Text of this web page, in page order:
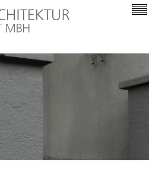
Impressum Datenschutz